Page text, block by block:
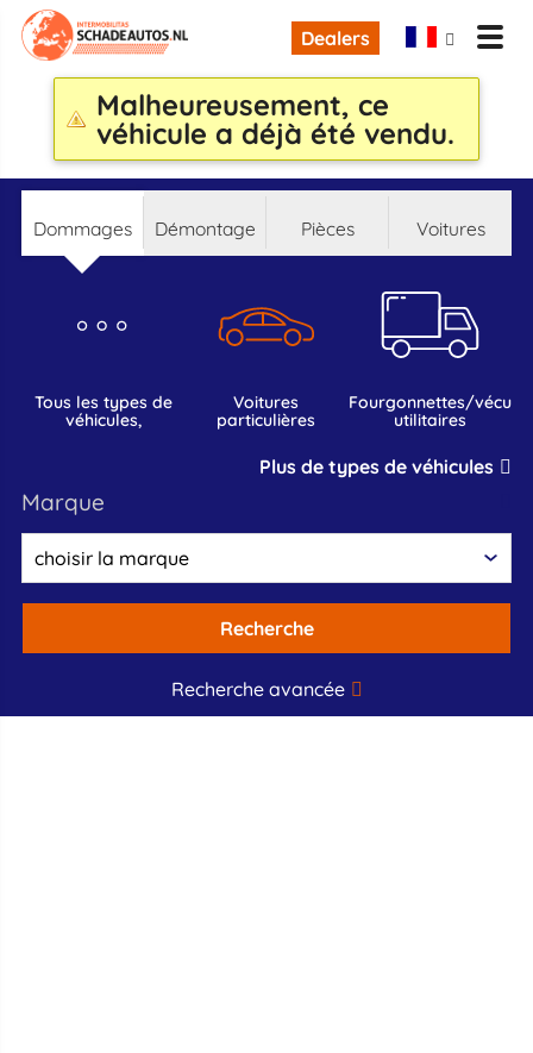
Dealers
Malheureusement, ce
véhicule a déjà été vendu.
dommages démontage pièces voitures
tous les types de
véhicules,
voitures
particulières
fourgonnettes/vécules
utilitaires
Plus de types de véhicules
marque
Recherche
Recherche avancée